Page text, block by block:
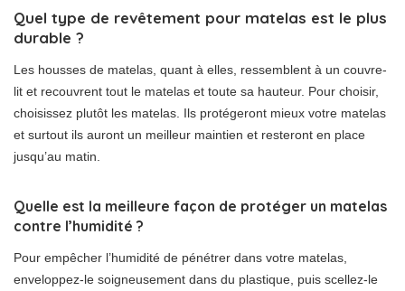
Quel type de revêtement pour matelas est le plus
durable ?
Les housses de matelas, quant à elles, ressemblent à un couvre-
lit et recouvrent tout le matelas et toute sa hauteur. Pour choisir,
choisissez plutôt les matelas. Ils protégeront mieux votre matelas
et surtout ils auront un meilleur maintien et resteront en place
jusqu’au matin.
Quelle est la meilleure façon de protéger un matelas
contre l’humidité ?
Pour empêcher l’humidité de pénétrer dans votre matelas,
enveloppez-le soigneusement dans du plastique, puis scellez-le